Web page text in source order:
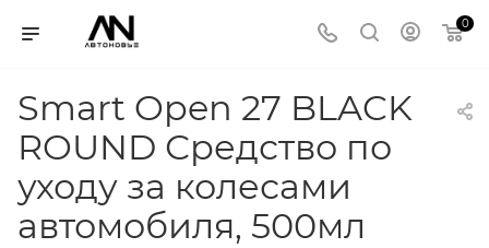
0
Smart Open 27 BLACK
ROUND Средство по
уходу за колесами
автомобиля, 500мл